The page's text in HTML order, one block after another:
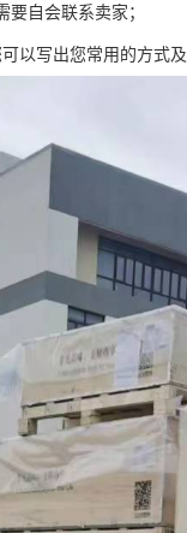
自会联系卖家；
以写出您常用的方式